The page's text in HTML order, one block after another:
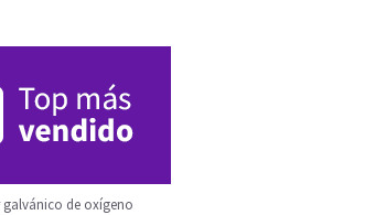
galvánico de oxígeno